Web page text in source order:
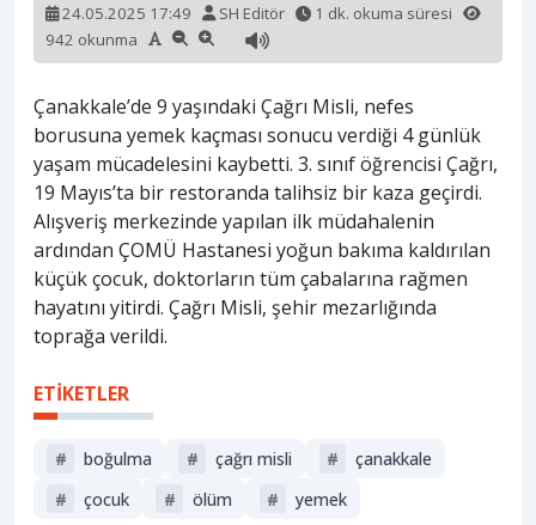
24.05.2025 17:49 SH Editör
1 dk. okuma süresi
942 okunma
Çanakkale’de 9 yaşındaki Çağrı Misli, nefes
borusuna yemek kaçması sonucu verdiği 4 günlük
yaşam mücadelesini kaybetti. 3. sınıf öğrencisi Çağrı,
19 Mayıs’ta bir restoranda talihsiz bir kaza geçirdi.
Alışveriş merkezinde yapılan ilk müdahalenin
ardından ÇOMÜ Hastanesi yoğun bakıma kaldırılan
küçük çocuk, doktorların tüm çabalarına rağmen
hayatını yitirdi. Çağrı Misli, şehir mezarlığında
toprağa verildi.
ETİKETLER
# boğulma # çağrı misli #
çanakkale
#
çocuk # ölüm # yemek